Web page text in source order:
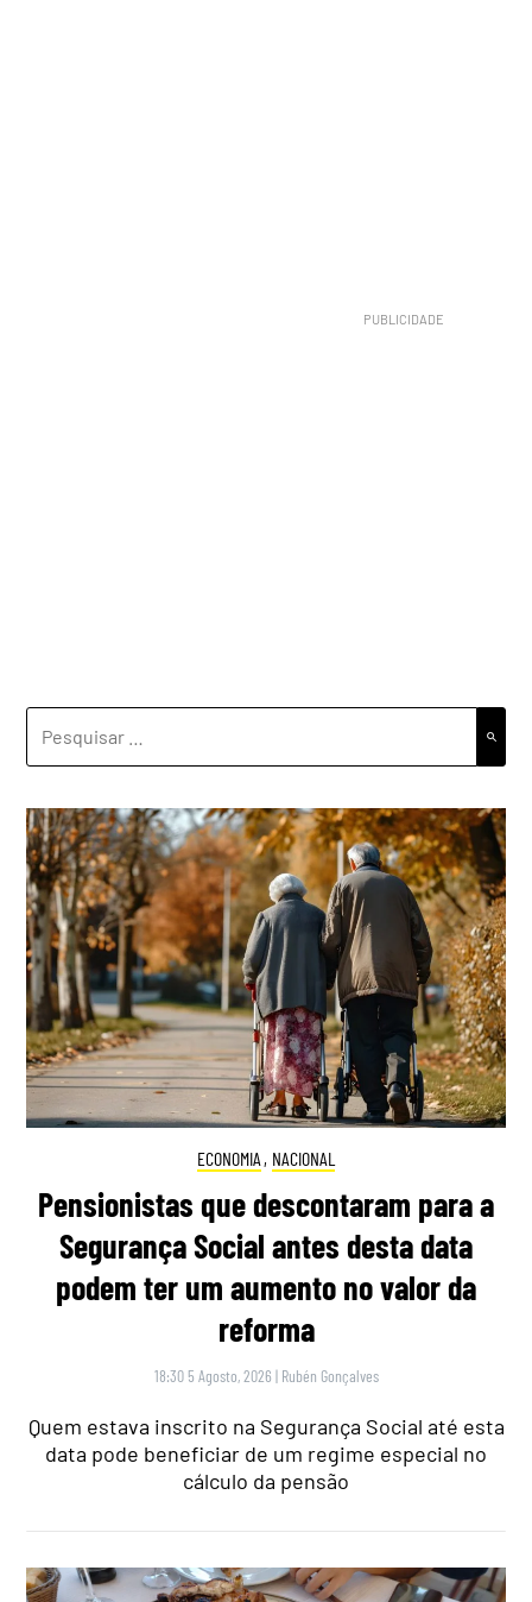
ECONOMIA , NACIONAL
Pensionistas que descontaram para a
Segurança Social antes desta data
podem ter um aumento no valor da
reforma
18:30 5 Agosto, 2026 | Rubén Gonçalves
Quem estava inscrito na Segurança Social até esta
data pode beneficiar de um regime especial no
cálculo da pensão